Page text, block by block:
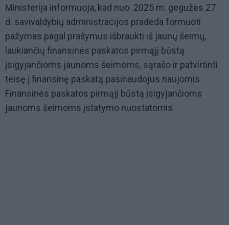
Ministerija informuoja, kad nuo 2025 m. gegužės 27
d. savivaldybių administracijos pradeda formuoti
pažymas pagal prašymus išbraukti iš jaunų šeimų,
laukiančių finansinės paskatos pirmąjį būstą
įsigyjančioms jaunoms šeimoms, sąrašo ir patvirtinti
teisę į finansinę paskatą pasinaudojus naujomis
Finansinės paskatos pirmąjį būstą įsigyjančioms
jaunoms šeimoms įstatymo nuostatomis.